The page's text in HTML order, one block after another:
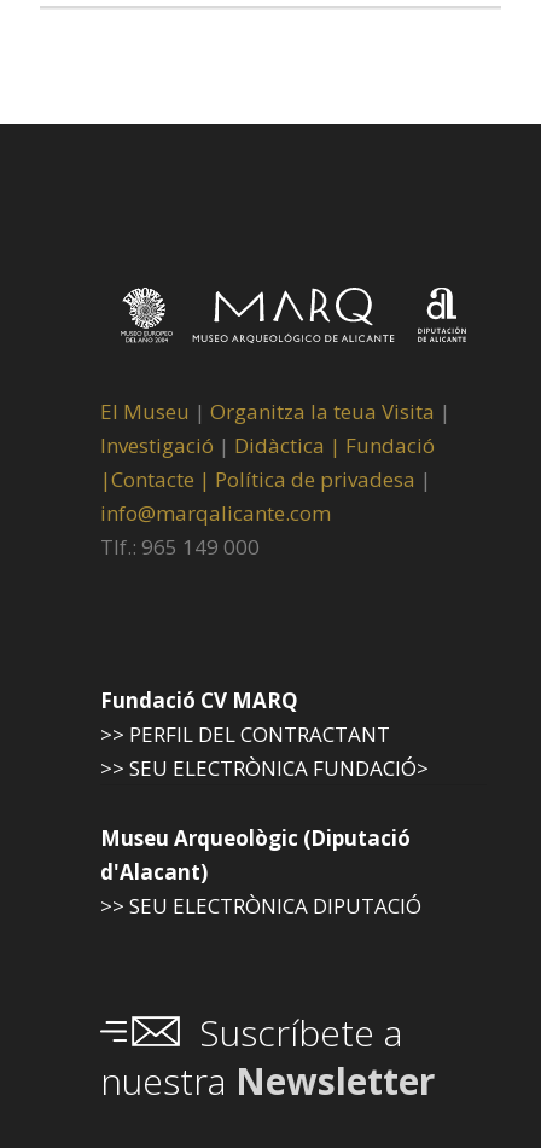
El Museu | Organitza la teua Visita |
Investigació | Didàctica | Fundació
|Contacte | Política de privadesa |
info@marqalicante.com
Tlf.: 965 149 000
Fundació CV MARQ
>> PERFIL DEL CONTRACTANT
>> SEU ELECTRÒNICA FUNDACIÓ>
Museu Arqueològic (Diputació
d'Alacant)
>> SEU ELECTRÒNICA DIPUTACIÓ
Suscríbete a
nuestra Newsletter